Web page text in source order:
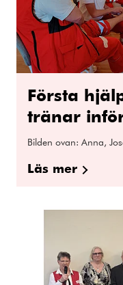
Första
tränar
Bilden ovan: Anna,
Läs mer